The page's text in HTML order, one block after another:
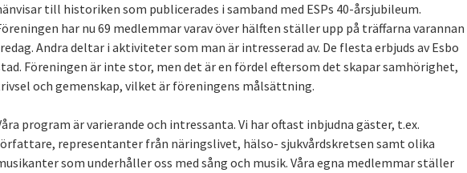
till historiken som publicerades i samband med ESPs 40-årsjubileum.
har nu 69 medlemmar varav över hälften ställer upp på träffarna varannan
Andra deltar i aktiviteter som man är intresserad av. De flesta erbjuds av Esbo
Föreningen är inte stor, men det är en fördel eftersom det skapar samhörighet,
och gemenskap, vilket är föreningens målsättning.
program är varierande och intressanta. Vi har oftast inbjudna gäster, t.ex.
representanter från näringslivet, hälso- sjukvårdskretsen samt olika
som underhåller oss med sång och musik. Våra egna medlemmar ställer